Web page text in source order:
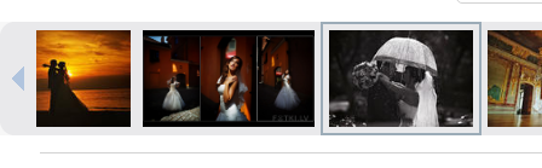
Izdrukas 1h laikā Rīgā – pasūtiet